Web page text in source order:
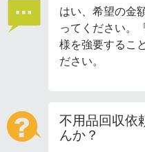
はい、希望の金
ってください。
様を強要するこ
ださい。
不用品回収依
んか？